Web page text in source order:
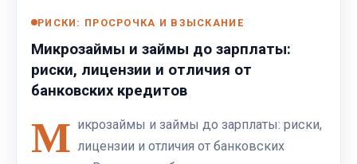
РИСКИ: ПРОСРОЧКА И ВЗЫСКАНИЕ
Микрозаймы и займы до зарплаты:
риски, лицензии и отличия от
банковских кредитов
М икрозаймы и займы до зарплаты: риски,
лицензии и отличия от банковских